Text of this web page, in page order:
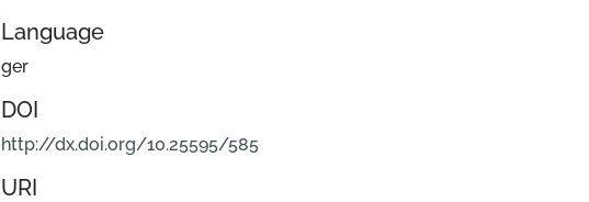
Language
ger
DOI
http://dx.doi.org/10.25595/585
URI